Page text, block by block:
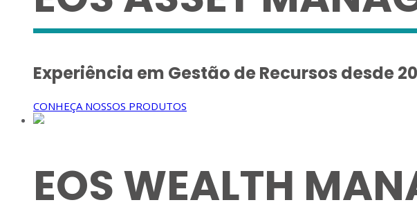
Experiência em Gestão de Recursos desde
CONHEÇA NOSSOS PRODUTOS
EOS WEALTH